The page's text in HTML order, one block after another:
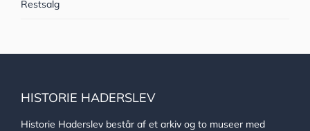
Restsalg
HISTORIE HADERSLEV
Historie Haderslev består af et arkiv og to museer med